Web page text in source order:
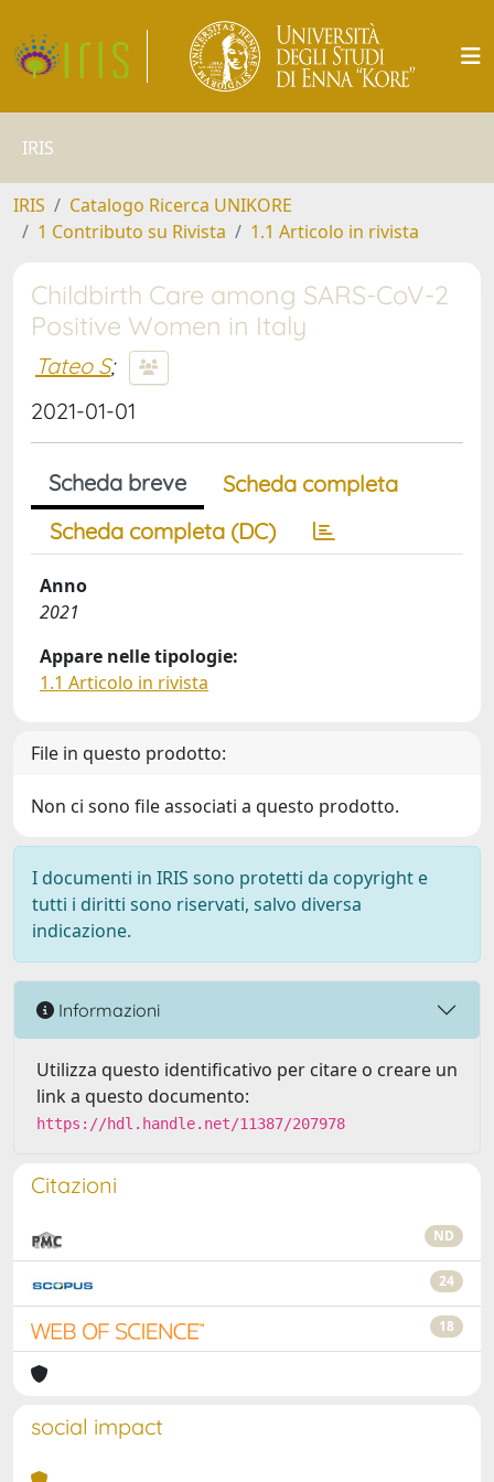
IRIS
IRIS
Catalogo Ricerca UNIKORE
1 Contributo su Rivista
1.1 Articolo in rivista
Childbirth Care among SARS-CoV-2
Positive Women in Italy
Tateo S;
2021-01-01
Scheda breve
Scheda completa
Scheda completa (DC)
Anno
2021
Appare nelle tipologie:
1.1 Articolo in rivista
File in questo prodotto:
Non ci sono file associati a questo prodotto.
I documenti in IRIS sono protetti da copyright e
tutti i diritti sono riservati, salvo diversa
indicazione.
Informazioni
Utilizza questo identificativo per citare o creare un
link a questo documento:
https://hdl.handle.net/11387/207978
Citazioni
ND
24
18
social impact